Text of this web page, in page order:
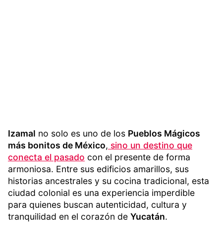
Izamal no solo es uno de los Pueblos Mágicos
más bonitos de México, sino un destino que
conecta el pasado con el presente de forma
armoniosa. Entre sus edificios amarillos, sus
historias ancestrales y su cocina tradicional, esta
ciudad colonial es una experiencia imperdible
para quienes buscan autenticidad, cultura y
tranquilidad en el corazón de Yucatán.